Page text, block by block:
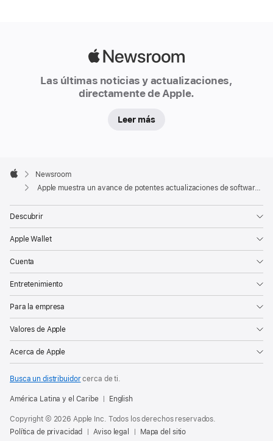
Las últimas noticias y actualizaciones,
directamente de Apple.
Leer más
Footer

Apple
Newsroom
Apple muestra un avance de potentes actualizaciones de software diseñadas para personas con discapacidades
Descubrir
Apple Wallet
Cuenta
Entretenimiento
Para la empresa
Valores de Apple
Acerca de Apple
Busca un distribuidorcerca de ti.
América Latina y el Caribe English
Copyright © 2026 Apple Inc. Todos los derechos reservados.
Política de privacidad
Aviso legal Mapa del sitio